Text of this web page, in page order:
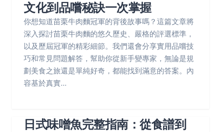
文化到品嚐秘訣一次掌握
你想知道苗栗牛肉麵冠軍的背後故事嗎？這篇文章將
深入探討苗栗牛肉麵的悠久歷史、嚴格的評選標準，
以及歷屆冠軍的精彩細節。我們還會分享實用品嚐技
巧和常見問題解答，幫助你從新手變專家，無論是規
劃美食之旅還是單純好奇，都能找到滿意的答案。內
容基於真實...
日式味噌魚完整指南：從食譜到